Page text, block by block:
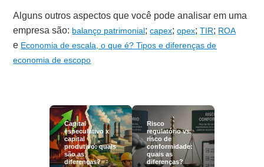
Alguns outros aspectos que você pode analisar em uma
empresa são: balanço patrimonial;capex;opex;TIR; ROA
e Economia de escala, o que é? Tipos e diferenças de
economia de escopo
Capital
especulativo x
capital
produtivo: quais
são as
diferenças?
Risco
regulatório vs.
risco de
conformidade:
quais as
diferenças?